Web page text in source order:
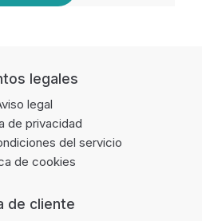
legales
legal
de privacidad
del servicio
de cookies
de cliente